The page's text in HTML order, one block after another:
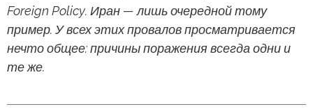
Foreign Policy. Иран — лишь очередной тому
пример. У всех этих провалов просматривается
нечто общее: причины поражения всегда одни и
те же.